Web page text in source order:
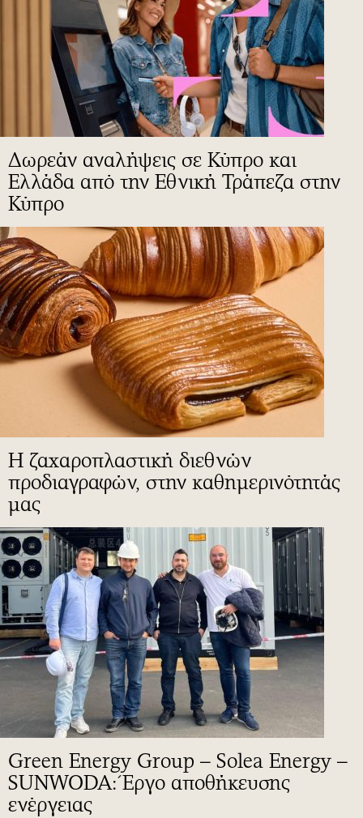
Δωρεάν αναλήψεις σε Κύπρο και
Ελλάδα από την Εθνική Τράπεζα στην
Κύπρο
Η ζαχαροπλαστική διεθνών
προδιαγραφών, στην καθημερινότητάς
μας
Green Energy Group – Solea Energy –
SUNWODA: Έργο αποθήκευσης
ενέργειας